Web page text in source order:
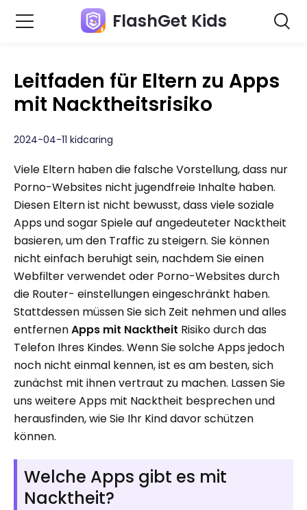
FlashGet Kids
Leitfaden für Eltern zu Apps
mit Nacktheitsrisiko
2024-04-11 kidcaring
Viele Eltern haben die falsche Vorstellung, dass nur
Porno-Websites nicht jugendfreie Inhalte haben.
Diesen Eltern ist nicht bewusst, dass viele soziale
Apps und sogar Spiele auf angedeuteter Nacktheit
basieren, um den Traffic zu steigern. Sie können
nicht einfach beruhigt sein, nachdem Sie einen
Webfilter verwendet oder Porno-Websites durch
die Router- einstellungen eingeschränkt haben.
Stattdessen müssen Sie sich Zeit nehmen und alles
entfernenApps mit Nacktheit Risiko durch das
Telefon Ihres Kindes. Wenn Sie solche Apps jedoch
noch nicht einmal kennen, ist es am besten, sich
zunächst mit ihnen vertraut zu machen. Lassen Sie
uns weitere Apps mit Nacktheit besprechen und
herausfinden, wie Sie Ihr Kind davor schützen
können.
Welche Apps gibt es mit
Nacktheit?